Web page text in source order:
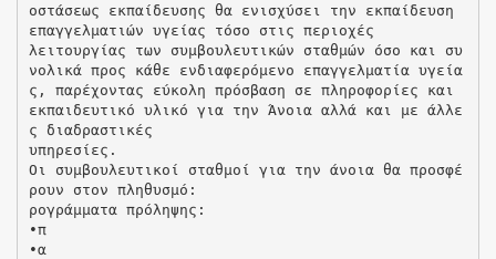
οστάσεως εκπαίδευσης θα ενισχύσει την εκπαίδευση
επαγγελματιών υγείας τόσο στις περιοχές
λειτουργίας των συμβουλευτικών σταθμών όσο και συ
νολικά προς κάθε ενδιαφερόμενο επαγγελματία υγεία
ς, παρέχοντας εύκολη πρόσβαση σε πληροφορίες και
εκπαιδευτικό υλικό για την Άνοια αλλά και με άλλε
ς διαδραστικές
υπηρεσίες.
Οι συμβουλευτικοί σταθμοί για την άνοια θα προσφέ
ρουν στον πληθυσμό:
ρογράμματα πρόληψης:
•π
•α